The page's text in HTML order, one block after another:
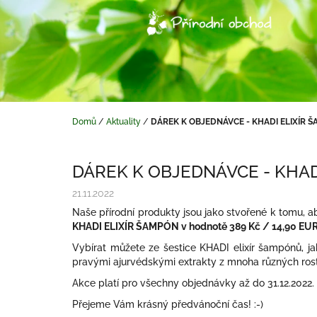
Přejít
na
obsah
Domů / Aktuality / DÁREK K OBJEDNÁVCE - KHADI ELIXÍR
DÁREK K OBJEDNÁVCE -
21.11.2022
Naše přírodní produkty jsou jako stvořené k tomu,
KHADI ELIXÍR ŠAMPÓN v hodnotě 389 Kč / 14,90
Vybírat můžete ze šestice KHADI elixír šampónů,
pravými ajurvédskými extrakty z mnoha různých
Akce platí pro všechny objednávky až do 31.12.2022.
Přejeme Vám krásný předvánoční čas! :-)